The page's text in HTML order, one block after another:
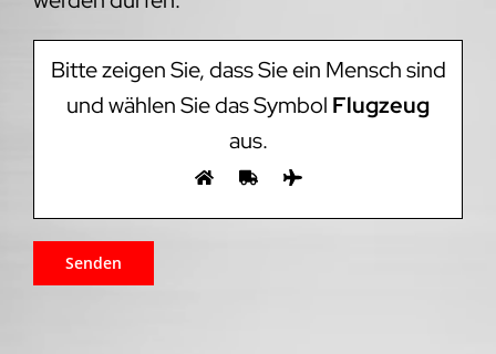
Bitte zeigen Sie, dass Sie ein Mensch sind
und wählen Sie das Symbol Flugzeug
aus.